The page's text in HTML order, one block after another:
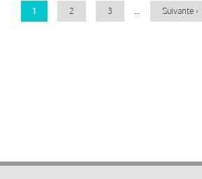
Page
1 Page
2 Page
3
Page
Suivante ›